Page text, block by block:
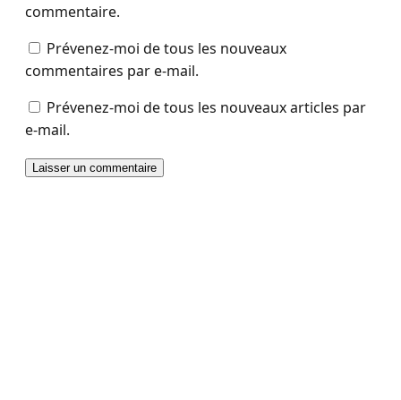
commentaire.
Prévenez-moi de tous les nouveaux
commentaires par e-mail.
Prévenez-moi de tous les nouveaux articles par
e-mail.